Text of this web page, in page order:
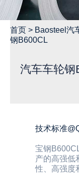
首页 > Baosteel汽
钢B600CL
汽车车轮钢
技术标准
宝钢
产的高强低
性、高强度